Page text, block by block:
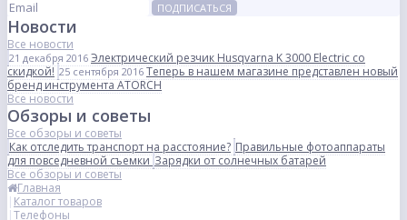
ПОДПИСАТЬСЯ
Новости
Все новости
21 декабря 2016 Электрический резчик Husqvarna K 3000 Electric со
скидкой! 25 сентября 2016 Теперь в нашем магазине представлен новый
бренд инструмента ATORCH
Все новости
Обзоры и советы
Все обзоры и советы
Как отследить транспорт на расстояние? Правильные фотоаппараты
для повседневной съемкиЗарядки от солнечных батарей
Все обзоры и советы
Главная
Каталог товаров
Телефоны